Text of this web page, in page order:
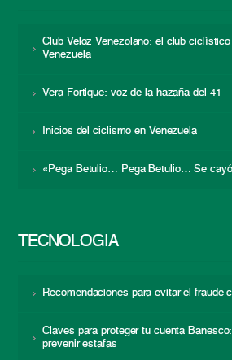
Club Veloz Venezolano: el club
Venezuela
Vera Fortique: voz de la hazaña del 41
Inicios del ciclismo en Venezuela
«Pega Betulio… Pega Betulio… Se
TECNOLOGÍA
Recomendaciones para evitar el fraude
Claves para proteger tu cuenta
prevenir estafas